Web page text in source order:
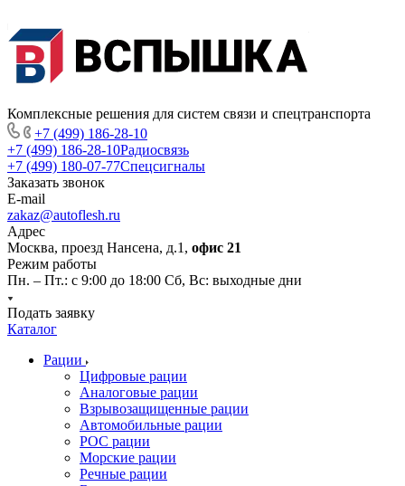
Комплексные решения для систем связи и спецтранспорта
+7 (499) 186-28-10
+7 (499) 186-28-10Радиосвязь
+7 (499) 180-07-77Спецсигналы
Заказать звонок
E-mail
zakaz@autoflesh.ru
Адрес
Москва, проезд Нансена, д.1, офис 21
Режим работы
Пн. – Пт.: с 9:00 до 18:00 Cб, Вс: выходные дни
Подать заявку
Каталог
Рации
Цифровые рации
Аналоговые рации
Взрывозащищенные рации
Автомобильные рации
POC рации
Морские рации
Речные рации